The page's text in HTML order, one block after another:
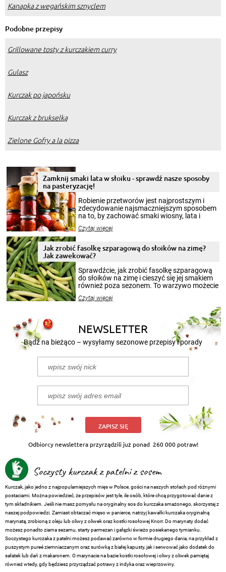
Kanapka z wegańskim sznyclem
Podobne przepisy
Grillowane tosty z kurczakiem curry
Gulasz
Kurczak po japońsku
Kurczak z brukselką
Zielone Gofry a la pizza
Zamknij smaki lata w słoiku - sprawdź nasze sposoby
na pasteryzację!
Robienie przetworów jest najprostszym i
zdecydowanie najsmaczniejszym sposobem
na to, by zachować smaki wiosny, lata i
krajobrazów, by cieszyć nimi oko w sezonie
pełni poczuć atmosferę cieplejszych
miesięcy. Przygotowanie słoików ze
patenty, które pozwolą zachować świeżość
przetworów.
Czytaj więcej
Jak zrobić fasolkę szparagową do słoików na zimę?
Jak zawekować?
Sprawdźcie, jak zrobić fasolkę szparagową
do słoików na zimę i cieszyć się jej smakiem
również poza sezonem. To warzywo możecie
nasze propozycje!
Czytaj więcej
NEWSLETTER
Bądź na bieżąco – wysyłamy sezonowe przepisy i porady
ZAPISZ SIĘ
Odbiorcy newslettera przyrządzili już ponad 260 000 potraw!
Soczysty kurczak z patelni z sosem
Kurczak, jako jedno z najpopularniejszych mięs w Polsce, gości na naszych stołach pod różnymi
postaciami. Można powiedzieć, że przepisów jest tyle, ile osób, które chcą przygotować danie z
tym składnikiem. Jeśli nie masz pomysłu na oryginalny sos do kurczaka smażonego, skorzystaj z
naszej podpowiedzi. Zamiast obtaczać mięso w panierce, natrzyj kawałki kurczaka oryginalną
marynatą, zrobioną z oleju lub oliwy z oliwek oraz kostki rosołowej Knorr. Do marynaty dodać
możesz ponadto ziarna sezamu, starty parmezan i gałązki świeżo posiekanego tymianku.
Soczystego kurczaka z patelni możesz podawać zarówno w formie drugiego dania, na przykład z
puszystym pureé ziemniaczanym oraz surówką z białej kapusty, jak i serwować jako dodatek do
sałatek lub dań z makaronem. O marynacie na bazie kostki rosołowej i oliwy z oliwek pamiętaj
również wtedy, gdy będziesz przyrządzać potrawy z indyka oraz wieprzowiny.